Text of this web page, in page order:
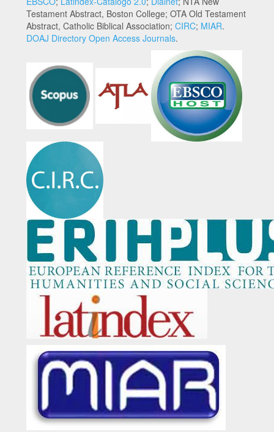
Testament Abstract, Boston College; OTA Old Testament
Abstract, Catholic Biblical Association; CIRC; MIAR.
DOAJ Directory Open Access Journals.